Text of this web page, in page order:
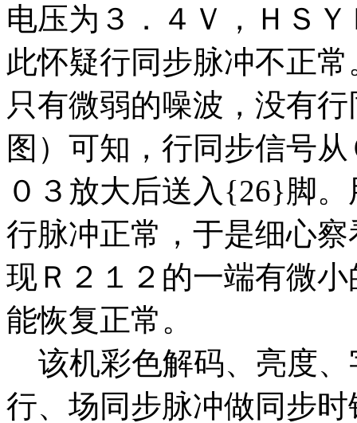
电压为３．４Ｖ，ＨＳ
此怀疑行同步脉冲不正
只有微弱的噪波，没有
图）可知，行同步信号
０３放大后送入{26}脚
行脉冲正常，于是细心
现Ｒ２１２的一端有微
能恢复正常。
该机彩色解码、亮度、
行、场同步脉冲做同步